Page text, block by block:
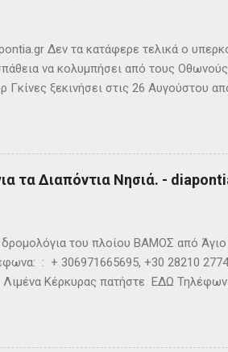
την αναφέρει πρώτο...
Δεν τα κατάφερε τελικά ο
να κολυμπήσει από τους
Γκίνες ξεκινήσει στις 26 Αυγούστου
Τη νύχτα ένα κοπάδι μεδουσών
τη προσπάθεια. 👉
τα Διαπόντια Νησιά. -
του πλοίου ΒΑΜΟΣ από
: + 306971665695, +30 28210
Λιμένα Κέρκυρας πατήστε ΕΔΩ
👉Ακολουθήστε μας στο